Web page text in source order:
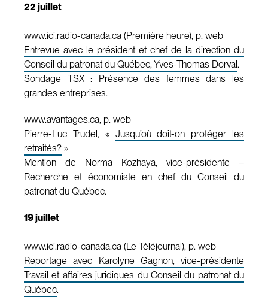
22 juillet
www.ici.radio-canada.ca (Première heure), p. web
Entrevue avec le président et chef de la direction du
Conseil du patronat du Québec, Yves-Thomas Dorval.
Sondage TSX : Présence des femmes dans les
grandes entreprises.
www.avantages.ca, p. web
Pierre-Luc Trudel, « Jusqu’où doit-on protéger les
retraités? »
Mention de Norma Kozhaya, vice-présidente –
Recherche et économiste en chef du Conseil du
patronat du Québec.
19 juillet
www.ici.radio-canada.ca (Le Téléjournal), p. web
Reportage avec Karolyne Gagnon, vice-présidente
Travail et affaires juridiques du Conseil du patronat du
Québec.